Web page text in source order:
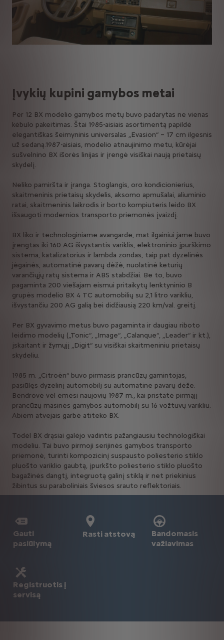
Įvykių kupini gamybos metai
Per 12 BX modelio gamybos metų buvo padarytas ne vienas
kėbulo pakeitimas. Štai 1985-aisiais asortimentą papildė
elegantiškas šeimyninis universalas „Evasion“ – 17 cm ilgesnis
už sedaną.1987-aisiais, modelio atnaujinimo metu, kūrėjai
sušvelnino BX išorės linijas ir įrengė visiškai naują prietaisų
skydelį.
Neliko pamiršta ir įranga. Stoglangis, oro kondicionierius,
skaitmeninis prietaisų skydelis, aksomo apmušalai, aliuminio
ratai, skaitmeninis laikrodis ir borto kompiuteris leido BX
išsaugoti modernios transporto priemonės įvaizdį.
BX liko ir technologiniame avangarde, mat ilgainiui jame buvo
įrengtas iki 160 AG išvystantis variklis, elektroninio įpurškimo
sistema, katalizatorius ir lambda zondas, taip pat dyzelinės
jėgainės, automatinė pavarų dėžė, nuolatinė keturių
varančiųjų ratų sistema ir ABS stabdžiai. Be to, buvo
pagaminta 200 viešajam eismui pritaikytų lenktyninio B
grupės modelio BX 4 TC automobilių su 2,1 litro varikliu,
išvystančiu 200 AG galią bei didžiausią 220 km/val. greitį.
Per BX gyvavimo metus buvo pagaminta ir daugiau riboto
leidimo modelių („Tonic“, „Image“, „Calanque“, „Leader“ ir kt.),
įskaitant ir žymųjį „Digit“ su visiškai skaitmeniniu prietaisų
skydeliu.
1985 m. „Citroën“ buvo pirmasis prancūzų gamintojas,
pasiūlęs dyzelinį automobilį su automatine pavarų dėže.
Bendrovė vėl ėmėsi naujovių 1987 m., kai pristatė pirmąjį
prancūzų masinės gamybos automobilį su 16 vožtuvų varikliu.
Abiem atvejais garbė atiteko BX.
Todėl BX drąsiai galėjo vadintis pažangiausiu technologiškai
modeliu. Tai buvo pirmoji serijinės gamybos transporto
priemonė, turinti kompozicinį suspausto poliesterio stiklo
pluošto variklio gaubtą, įpurkšto poliesterio stiklo pluošto
bagažinės dangtį, integruotą galinį stiklą ir net priekinius
žibintus su paraboliniais šviesos srauto reflektoriais.
Gauti
pasiūlymą
Rasti atstovą
Bandomasis
važiavimas
Registruotis į
servisą